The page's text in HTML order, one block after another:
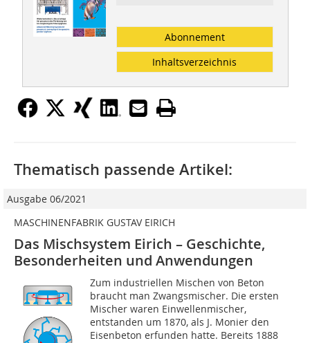
Abonnement
Inhaltsverzeichnis
Thematisch passende Artikel:
Ausgabe 06/2021
MASCHINENFABRIK GUSTAV EIRICH
Das Mischsystem Eirich – Geschichte,
Besonderheiten und Anwendungen
Zum industriellen Mischen von Beton
braucht man Zwangsmischer. Die ersten
Mischer waren Einwellenmischer,
entstanden um 1870, als J. Monier den
Eisenbeton erfunden hatte. Bereits 1888